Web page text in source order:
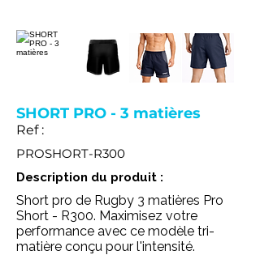
SHORT PRO - 3 matières
Ref :
PROSHORT-R300
Description du produit :
Short pro de Rugby 3 matières Pro
Short - R300. Maximisez votre
performance avec ce modèle tri-
matière conçu pour l'intensité.